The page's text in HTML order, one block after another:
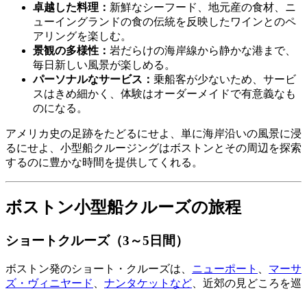
卓越した料理： 新鮮なシーフード、地元産の食材、ニ
ューイングランドの食の伝統を反映したワインとのペ
アリングを楽しむ。
景観の多様性： 岩だらけの海岸線から静かな港まで、
毎日新しい風景が楽しめる。
パーソナルなサービス： 乗船客が少ないため、サービ
スはきめ細かく、体験はオーダーメイドで有意義なも
のになる。
アメリカ史の足跡をたどるにせよ、単に海岸沿いの風景に浸
るにせよ、小型船クルージングはボストンとその周辺を探索
するのに豊かな時間を提供してくれる。
ボストン小型船クルーズの旅程
ショートクルーズ（3～5日間）
ボストン発のショート・クルーズは、 ニューポート
マーサ
ズ・ヴィニヤード
ナンタケットなど 、近郊の見どころを巡